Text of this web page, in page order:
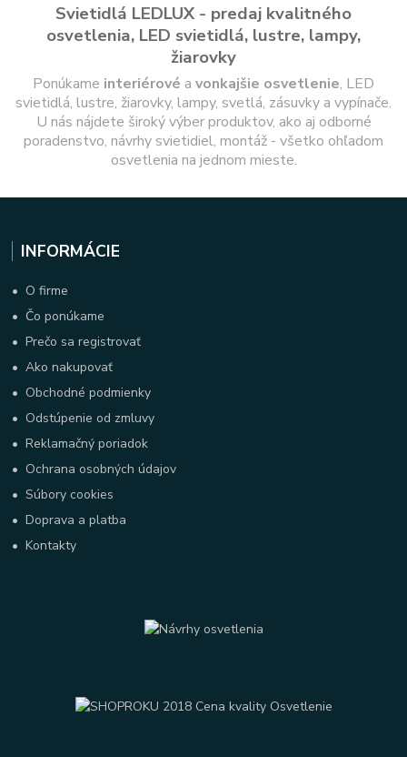
Svietidlá LEDLUX - predaj kvalitného
osvetlenia, LED svietidlá, lustre, lampy,
žiarovky
Ponúkame interiérové a vonkajšie osvetlenie, LED
svietidlá, lustre, žiarovky, lampy, svetlá, zásuvky a vypínače.
U nás nájdete široký výber produktov, ako aj odborné
poradenstvo, návrhy svietidiel, montáž - všetko ohľadom
osvetlenia na jednom mieste.
INFORMÁCIE
• O firme
• Čo ponúkame
•Prečo sa registrovať
•Ako nakupovať
• Obchodné podmienky
• Odstúpenie od zmluvy
•Reklamačný poriadok
• Ochrana osobných údajov
•Súbory cookies
•Doprava a platba
•Kontakty